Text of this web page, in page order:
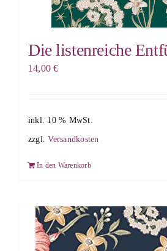
Die listenreiche
14,00€
inkl. 10 % MwSt.
zzgl.Versandkosten
In den Warenkorb